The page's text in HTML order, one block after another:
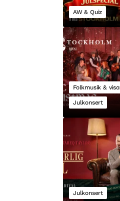
AW & Quiz
Folkmusik & visa
Julkonsert
Julkonsert